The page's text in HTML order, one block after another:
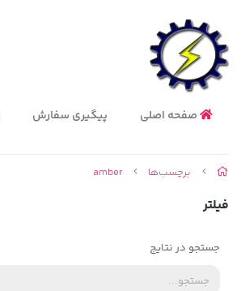
صفحه اصلی پیگیری سفارش
برچسب‌ها amber
فیلتر
جستجو در نتایج